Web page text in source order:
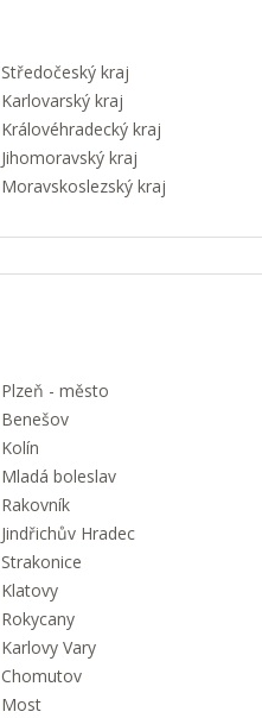
Středočeský kraj
Karlovarský kraj
Královéhradecký kraj
Jihomoravský kraj
Moravskoslezský kraj
Plzeň - město
Benešov
Kolín
Mladá boleslav
Rakovník
Jindřichův Hradec
Strakonice
Klatovy
Rokycany
Karlovy Vary
Chomutov
Most